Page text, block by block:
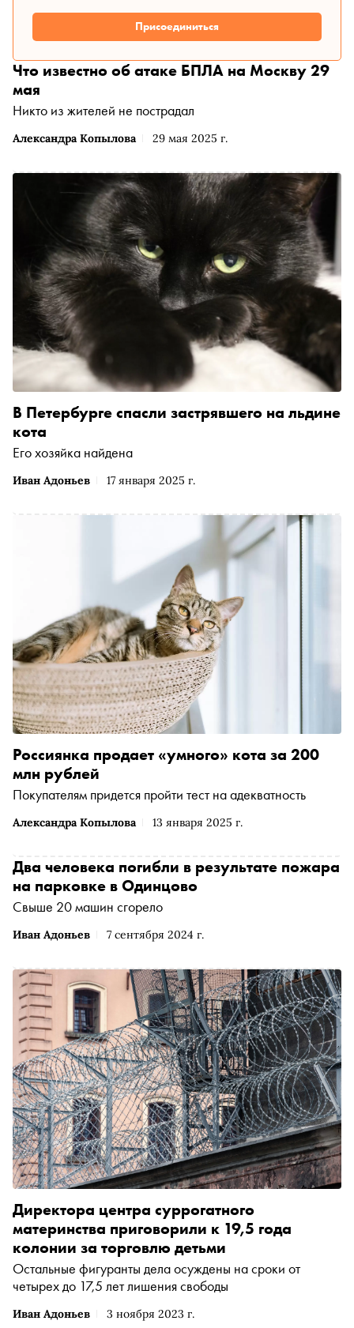
Присоединиться
Александра Копылова 29 мая 2025 г.
Что известно об атаке БПЛА на Москву 29
мая
Никто из жителей не пострадал
Иван Адоньев 17 января 2025 г.
В Петербурге спасли застрявшего на льдине
кота
Его хозяйка найдена
Александра Копылова 13 января 2025 г.
Россиянка продает «умного» кота за 200
млн рублей
Покупателям придется пройти тест на адекватность
Иван Адоньев 7 сентября 2024 г.
Два человека погибли в результате пожара
на парковке в Одинцово
Свыше 20 машин сгорело
Иван Адоньев 3 ноября 2023 г.
Директора центра суррогатного
материнства приговорили к 19,5 года
колонии за торговлю детьми
Остальные фигуранты дела осуждены на сроки от
четырех до 17,5 лет лишения свободы